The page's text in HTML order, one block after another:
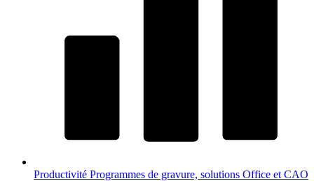
Productivité Programmes de gravure, solutions Office et CAO